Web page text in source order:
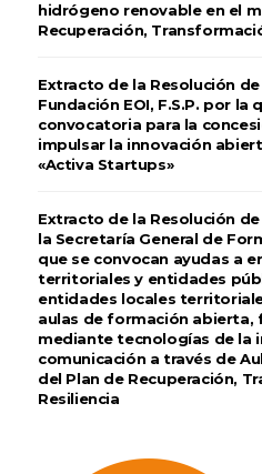
hidrógeno renovable en el
Recuperación,
Extracto de la Resolución
Fundación EOI, F.S.P. por la
convocatoria para la
impulsar la innovación
«Activa Startups»
Extracto de la Resolución
la Secretaría General de
que se convocan ayudas a
territoriales y entidades
entidades locales
aulas de formación abierta,
mediante tecnologías de la
comunicación a través de
del Plan de Recuperación,
Resiliencia